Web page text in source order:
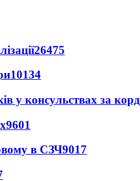
26475
10134
у консульствах за
9601
в СЗЧ9017